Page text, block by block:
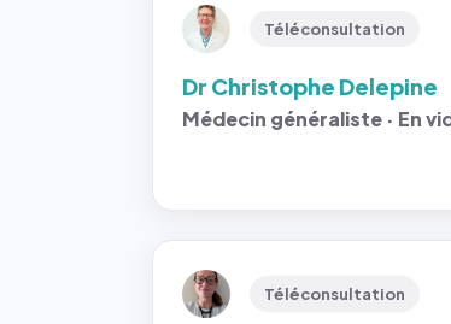
Téléconsultation
Dr Christophe Delepine
Médecin généraliste · En
Téléconsultation